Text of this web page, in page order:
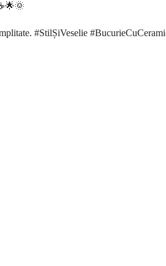
#StilȘiVeselie